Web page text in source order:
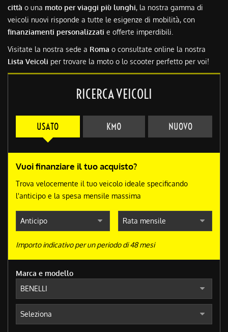
città o una moto per viaggi più lunghi, la nostra gamma di
veicoli nuovi risponde a tutte le esigenze di mobilità, con
finanziamenti personalizzati e offerte imperdibili.
Visitate la nostra sede a Roma o consultate online la nostra
Lista Veicoli per trovare la moto o lo scooter perfetto per voi!
RICERCA VEICOLI
USATO KM0 NUOVO
Vuoi finanziare il tuo acquisto?
Trova velocemente il tuo veicolo ideale specificando
l'anticipo e la spesa mensile massima
Importo indicativo per un periodo di 48 mesi
Marca e modello